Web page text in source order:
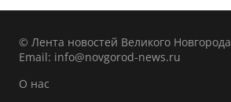
© Лента новостей Великого Новгорода
Email: info@novgorod-news.ru
О нас